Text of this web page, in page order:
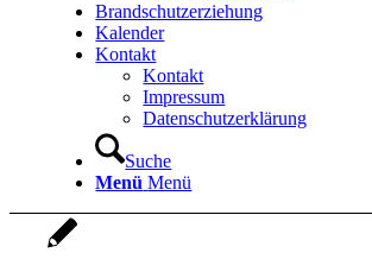
Brandschutzerziehung
Kalender
Kontakt
Kontakt
Impressum
Datenschutzerklärung
Suche
Menü Menü